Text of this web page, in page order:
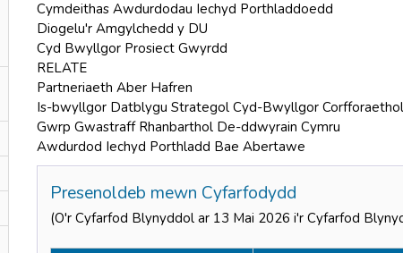
Cymdeithas Awdurdodau Iechyd Porthladdoedd
Diogelu'r Amgylchedd y DU
Cyd Bwyllgor Prosiect Gwyrdd
RELATE
Partneriaeth Aber Hafren
Is-bwyllgor Datblygu Strategol Cyd-Bwyllgor
Gwrp Gwastraff Rhanbarthol De-ddwyrain Cymru
Awdurdod Iechyd Porthladd Bae Abertawe
Presenoldeb mewn Cyfarfodydd
(O'r Cyfarfod Blynyddol ar 13 Mai 2026 i'r Cyfarfod